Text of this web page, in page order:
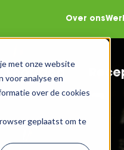
met onze website
voor analyse en
over de cookies
geplaatst om te
Over ons
Voorraad